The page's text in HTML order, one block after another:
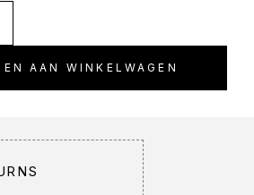
AAN WINKELWAGEN